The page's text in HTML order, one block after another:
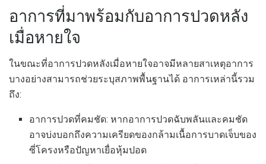
อาการที่มาพร้อมกับอาการปวดหลัง
เมื่อหายใจ
ในขณะที่อาการปวดหลังเมื่อหายใจอาจมีหลายสาเหตุอาการ
บางอย่างสามารถช่วยระบุสภาพพื้นฐานได้ อาการเหล่านี้รวม
ถึง:
อาการปวดที่คมชัด: หากอาการปวดฉับพลันและคมชัด
อาจบ่งบอกถึงความเครียดของกล้ามเนื้อการบาดเจ็บของ
ซี่โครงหรือปัญหาเยื่อหุ้มปอด